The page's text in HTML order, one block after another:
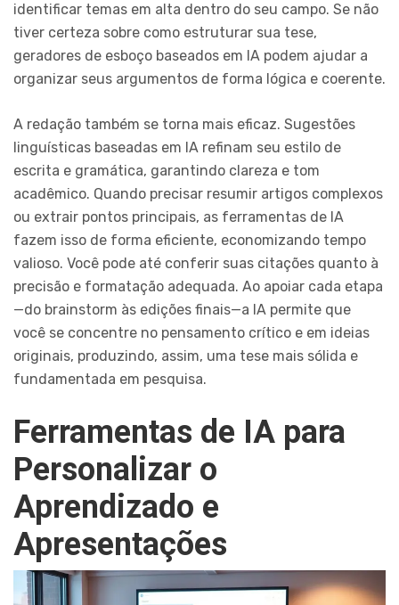
identificar temas em alta dentro do seu campo. Se não
tiver certeza sobre como estruturar sua tese,
geradores de esboço baseados em IA podem ajudar a
organizar seus argumentos de forma lógica e coerente.
A redação também se torna mais eficaz. Sugestões
linguísticas baseadas em IA refinam seu estilo de
escrita e gramática, garantindo clareza e tom
acadêmico. Quando precisar resumir artigos complexos
ou extrair pontos principais, as ferramentas de IA
fazem isso de forma eficiente, economizando tempo
valioso. Você pode até conferir suas citações quanto à
precisão e formatação adequada. Ao apoiar cada etapa
—do brainstorm às edições finais—a IA permite que
você se concentre no pensamento crítico e em ideias
originais, produzindo, assim, uma tese mais sólida e
fundamentada em pesquisa.
Ferramentas de IA para
Personalizar o
Aprendizado e
Apresentações